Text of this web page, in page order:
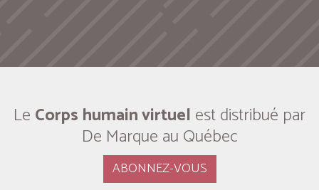
Le Corps humain virtuel est distribué par
De Marque au Québec
ABONNEZ-VOUS